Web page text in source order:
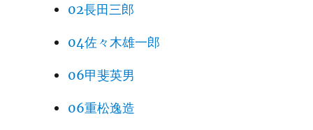
02長田三郎
04佐々木雄一郎
06甲斐英男
06重松逸造